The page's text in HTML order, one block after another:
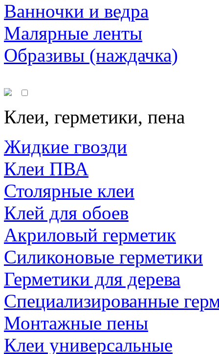
Ванночки и ведра
Малярные ленты
Образивы (наждачка)
Клеи, герметики, пена
Жидкие гвозди
Клеи ПВА
Столярные клеи
Клей для обоев
Акриловый герметик
Силиконовые герметики
Герметики для дерева
Специализированные
Монтажные пены
Клеи универсальные